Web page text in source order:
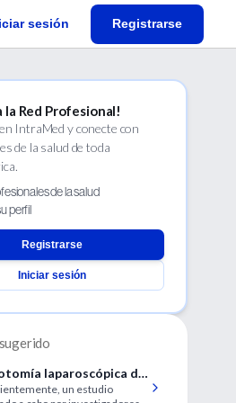
sesión Registrarse
la Red Profesional!
IntraMed y conecte con
de la salud de toda
de la salud
perfil
Registrarse
Iniciar sesión
laparoscópica de
y fundoplicación de
un estudio